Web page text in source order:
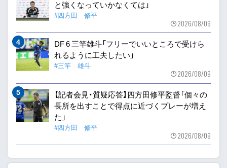
と強くなっていかなくては」
#四方田 修平
2026/08/09
DF 6 三竿雄斗「フリーでいいところで受けら
れるように工夫したい」
#三竿 雄斗
2026/08/09
【記者会見・質疑応答】四方田修平監督「個々の
長所を出すことで得点に近づくプレーが増え
た」
#四方田 修平
2026/08/09